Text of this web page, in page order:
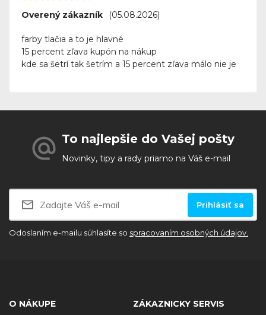
Overený zákazník (05.08.2026)
farby tlačia a to je hlavné
15 percent zľava kupón na nákup
kde sa šetrí tak šetrím a 15 percent zľava málo nie je
To najlepšie do Vašej pošty
Novinky, tipy a rady priamo na Váš e-mail
Prihlásiť sa
Odoslaním e-mailu súhlasíte so spracovaním osobných údajov.
O NÁKUPE
ZÁKAZNICKY SERVIS